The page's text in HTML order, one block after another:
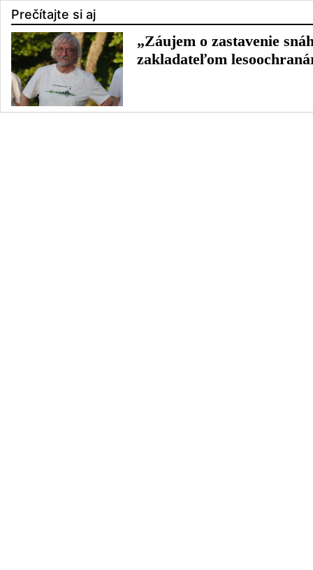
Prečítajte si aj
„Záujem o zastavenie
zakladateľom